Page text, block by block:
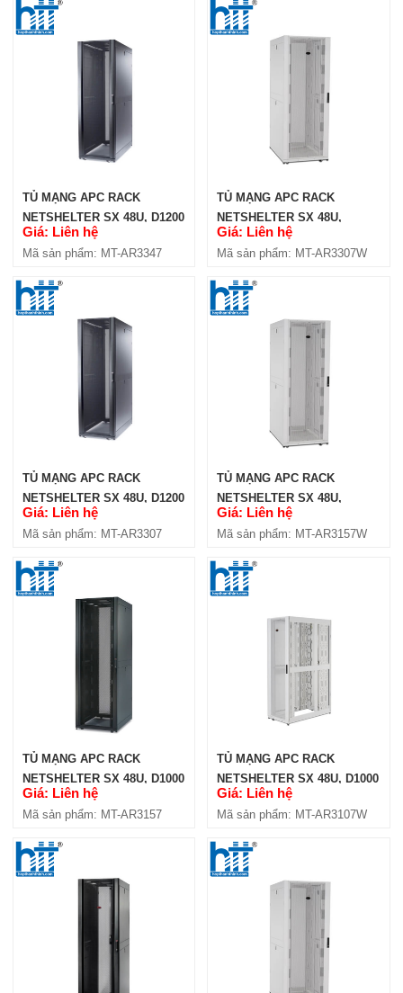
TỦ MẠNG APC RACK
NETSHELTER SX 48U, D1200
(AR3347)
Giá: Liên hệ
Mã sản phẩm: MT-AR3347
TỦ MẠNG APC RACK
NETSHELTER SX 48U,
D1200, CỬA LƯỚI, MÀU
TRẮNG (AR3307W)
Giá: Liên hệ
Mã sản phẩm: MT-AR3307W
TỦ MẠNG APC RACK
NETSHELTER SX 48U, D1200
(AR3307)
Giá: Liên hệ
Mã sản phẩm: MT-AR3307
TỦ MẠNG APC RACK
NETSHELTER SX 48U,
D1000, CỬA LƯỚI, MÀU
TRẮNG (AR3157W)
Giá: Liên hệ
Mã sản phẩm: MT-AR3157W
TỦ MẠNG APC RACK
NETSHELTER SX 48U, D1000
(AR3157)
Giá: Liên hệ
Mã sản phẩm: MT-AR3157
TỦ MẠNG APC RACK
NETSHELTER SX 48U, D1000
(AR3107W)
Giá: Liên hệ
Mã sản phẩm: MT-AR3107W